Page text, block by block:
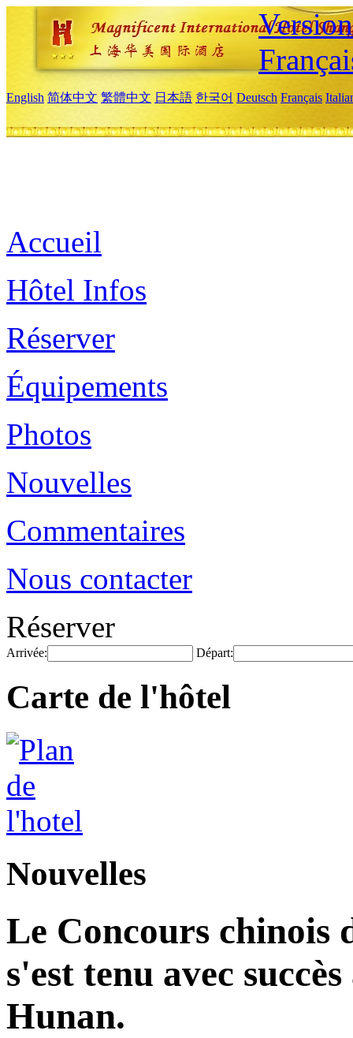
English 简体中文 繁體中文 日本語 한국어 Deutsch Français
Accueil
Hôtel Infos
Réserver
Équipements
Photos
Nouvelles
Commentaires
Nous contacter
Réserver
Arrivée: Départ:
Carte de l'hôtel
Nouvelles
Le Concours chinois
s'est tenu avec
Hunan.